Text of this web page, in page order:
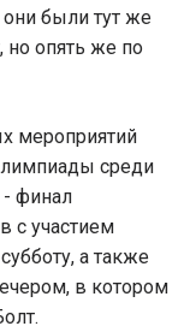
были тут же
но опять же по
мероприятий
среди
- финал
с участием
а также
в котором